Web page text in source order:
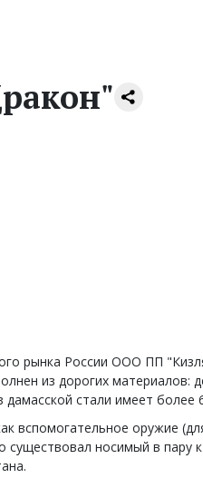
рынка России ООО ПП
из дорогих материалов:
стали имеет более
вспомогательное оружие
носимый в пару